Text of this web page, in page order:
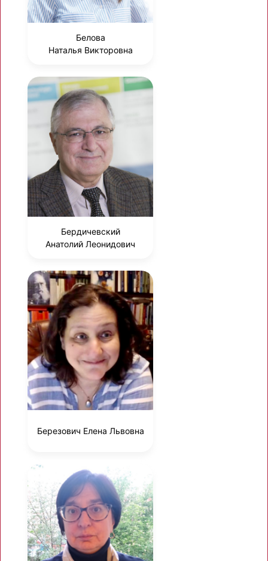
Белова
Наталья Викторовна
Бердичевский
Анатолий Леонидович
Березович Елена Львовна